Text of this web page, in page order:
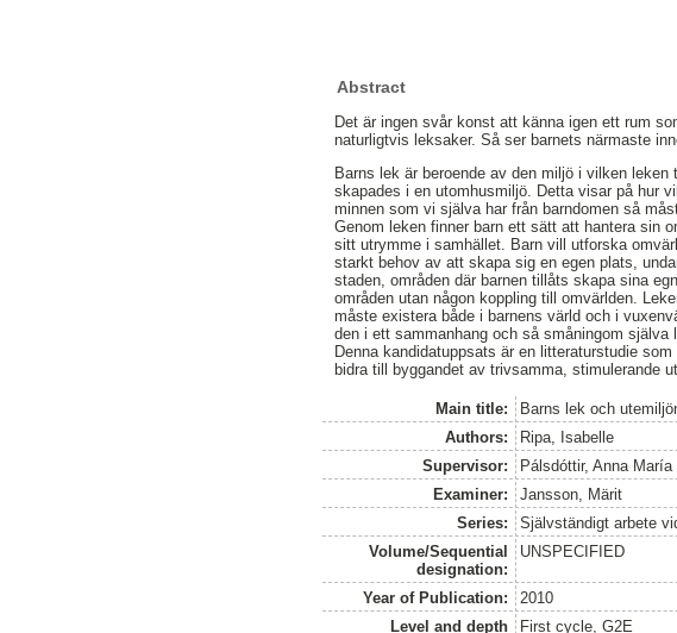
Abstract
Det är ingen svår konst att känna igen ett rum
naturligtvis leksaker. Så ser barnets närmaste
Barns lek är beroende av den miljö i vilken
skapades i en utomhusmiljö. Detta visar på hur
minnen som vi själva har från barndomen så
Genom leken finner barn ett sätt att hantera sin
sitt utrymme i samhället. Barn vill utforska
starkt behov av att skapa sig en egen plats,
staden, områden där barnen tillåts skapa sina
områden utan någon koppling till omvärlden.
måste existera både i barnens värld och i
den i ett sammanhang och så småningom själva
Denna kandidatuppsats är en litteraturstudie
bidra till byggandet av trivsamma, stimulerande
Main title:
Barns lek och
Authors:
Ripa, Isabelle
Supervisor:
Pálsdóttir, Anna María
Examiner:
Jansson, Märit
Series:
Självständigt arbete
Volume/Sequential
designation:
UNSPECIFIED
Year of Publication:
2010
Level and depth
First cycle, G2E